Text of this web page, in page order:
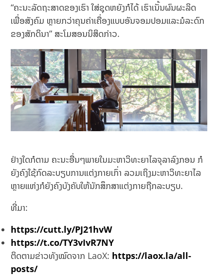
“ຄະນະລັດຖະສາດຂອງເຮົາ ໃສ່ຊຸດຫຍັງກໍໄດ້ ເຮົາເນັ້ນຜົນຜະລິດ
ເພື່ອສັງຄົມ ຫຼາຍກວ່າຄຸນຄ່າເຄື່ອງແບບອັນຈອມປອມແລະມໍລະດົກ
ຂອງສັກດິນາ” ສະໂມສອນນິສິດກ່າວ.
ຢ່າງໃດກໍຕາມ ຄະນະອື່ນໆພາຍໃນມະຫາວິທະຍາໄລຈຸລາລົງກອນ ກໍ
ຍັງຄົງໃຊ້ກົດລະບຽບການແຕ່ງກາຍເກົ່າ ລວມເຖິງມະຫາວິທະຍາໄລ
ຫຼາຍແຫ່ງກໍຍັງຄົງບັງຄັບໃຫ້ນັກສຶກສາແຕ່ງກາຍຖືກລະບຽບ.
ທີ່ມາ:
https://cutt.ly/PJ21hvW
https://t.co/TY3vIvR7NY
ຕິດຕາມຂ່າວທັງໝົດຈາກ LaoX: https://laox.la/all-
posts/